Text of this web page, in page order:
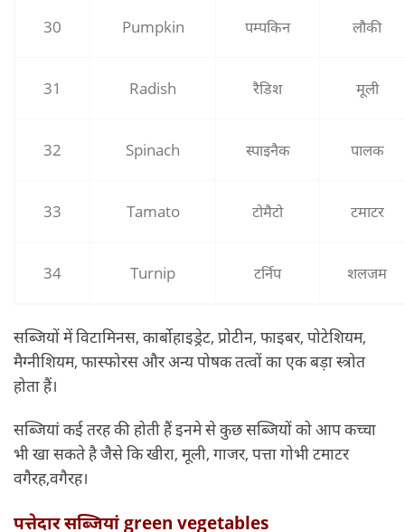
30 Pumpkin पम्‍पकिन लौकी
31 Radish रैडिश मूली
32 Spinach स्‍पाइनैक पालक
33 Tamato टोमैटो टमाटर
34 Turnip टर्निप शलजम
सब्जियों में विटामिनस, कार्बोहाइड्रेट, प्रोटीन, फाइबर, पोटेशियम,
मैग्नीशियम, फास्फोरस और अन्य पोषक तत्वों का एक बड़ा स्त्रोत
होता हैं।
सब्जियां कई तरह की होती हैं इनमे से कुछ सब्जियों को आप कच्चा
भी खा सकते है जैसे कि खीरा, मूली, गाजर, पत्ता गोभी टमाटर
वगैरह,वगैरह।
पत्तेदार सब्जियां green vegetables